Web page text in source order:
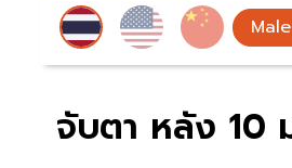
จับตา หลัง 10